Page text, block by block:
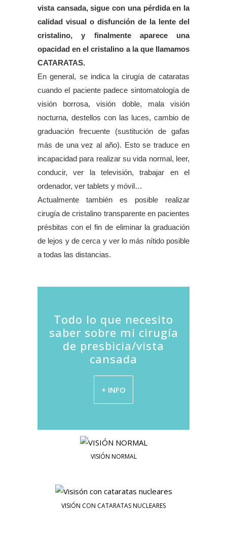
vista cansada, sigue con una pérdida en la
calidad visual o disfunción de la lente del
cristalino, y finalmente aparece una
opacidad en el cristalino a la que llamamos
CATARATAS.
En general, se indica la cirugía de cataratas
cuando el paciente padece sintomatología de
visión borrosa, visión doble, mala visión
nocturna, destellos con las luces, cambio de
graduación frecuente (sustitución de gafas
más de una vez al año). Esto se traduce en
incapacidad para realizar su vida normal, leer,
conducir, ver la televisión, trabajar en el
ordenador, ver tablets y móvil…
Actualmente también es posible realizar
cirugía de cristalino transparente en pacientes
présbitas con el fin de eliminar la graduación
de lejos y de cerca y ver lo más nítido posible
a todas las distancias.
Todo lo que necesito
saber sobre mi cirugía
de presbicia/vista
cansada
+ INFO
VISIÓN NORMAL
VISIÓN CON CATARATAS NUCLEARES